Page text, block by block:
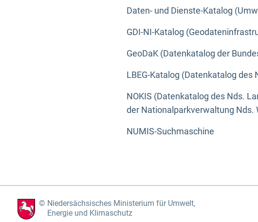
Daten- und Dienste-Katalog
GDI-NI-Katalog
GeoDaK (Datenkatalog der
LBEG-Katalog (Datenkatalog des
NOKIS (Datenkatalog des Nds.
der Nationalparkverwaltung Nds.
NUMIS-Suchmaschine
Niedersächsisches Ministerium für Umwelt,
Energie und Klimaschutz